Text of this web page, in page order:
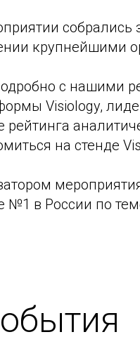
собрались
крупнейшими
с нашими
Visiology,
на стенде
№1 в России по